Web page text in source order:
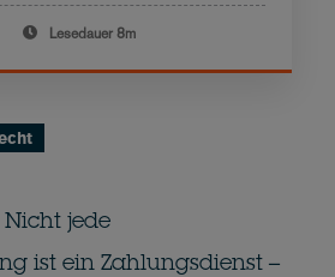
Lesedauer 8m
Nicht jede
ist ein Zahlungsdienst –